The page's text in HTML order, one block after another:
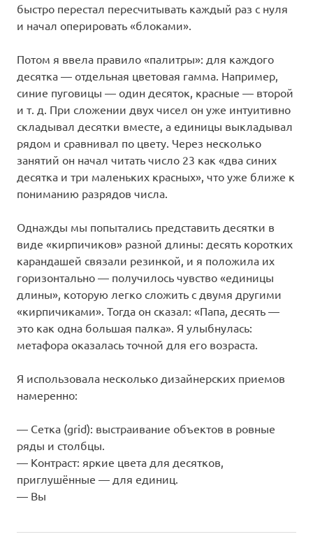
быстро перестал пересчитывать каждый раз с нуля
и начал оперировать «блоками».
Потом я ввела правило «палитры»: для каждого
десятка — отдельная цветовая гамма. Например,
синие пуговицы — один десяток, красные — второй
и т. д. При сложении двух чисел он уже интуитивно
складывал десятки вместе, а единицы выкладывал
рядом и сравнивал по цвету. Через несколько
занятий он начал читать число 23 как «два синих
десятка и три маленьких красных», что уже ближе к
пониманию разрядов числа.
Однажды мы попытались представить десятки в
виде «кирпичиков» разной длины: десять коротких
карандашей связали резинкой, и я положила их
горизонтально — получилось чувство «единицы
длины», которую легко сложить с двумя другими
«кирпичиками». Тогда он сказал: «Папа, десять —
это как одна большая палка». Я улыбнулась:
метафора оказалась точной для его возраста.
Я использовала несколько дизайнерских приемов
намеренно:
— Сетка (grid): выстраивание объектов в ровные
ряды и столбцы.
— Контраст: яркие цвета для десятков,
приглушённые — для единиц.
— Вы